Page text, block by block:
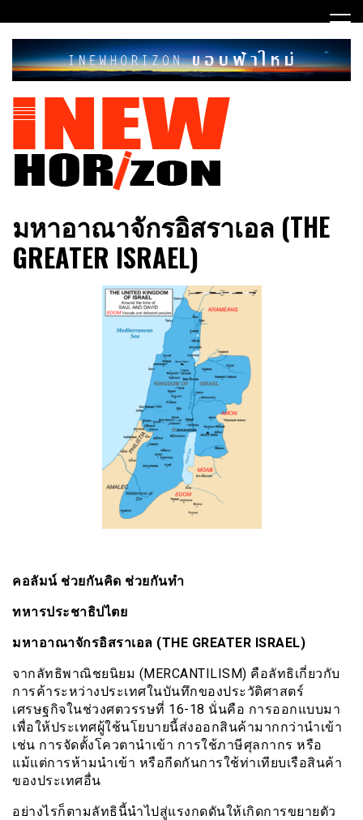
to
content
INEWHORIZON
มหาอาณาจักรอิสราเอล (THE
GREATER ISRAEL)
คอลัมน์ ช่วยกันคิด ช่วยกันทำ
ทหารประชาธิปไตย
มหาอาณาจักรอิสราเอล (THE GREATER ISRAEL)
จากลัทธิพาณิชยนิยม (MERCANTILISM) คือลัทธิเกี่ยวกับ
การค้าระหว่างประเทศในบันทึกของประวัติศาสตร์
เศรษฐกิจในช่วงศตวรรษที่ 16-18 นั่นคือ การออกแบบมา
เพื่อให้ประเทศผู้ใช้นโยบายนี้ส่งออกสินค้ามากกว่านำเข้า
เช่น การจัดตั้งโควตานำเข้า การใช้ภาษีศุลกากร หรือ
แม้แต่การห้ามนำเข้า หรือกีดกันการใช้ท่าเทียบเรือสินค้า
ของประเทศอื่น
อย่างไรก็ตามลัทธินี้นำไปสู่แรงกดดันให้เกิดการขยายตัว